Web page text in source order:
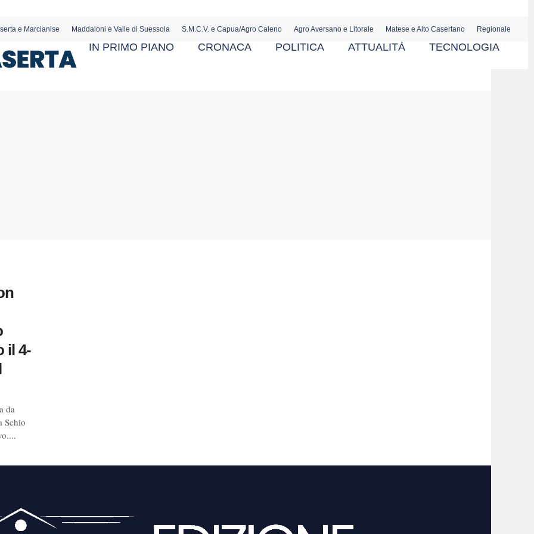
e Marcianise Maddaloni e Valle di Suessola S.M.C.V. e Capua/Agro Caleno Agro Aversano e Litorale Matese e Alto Casertano Regionale
IN PRIMO PIANO CRONACA POLITICA ATTUALITÀ TECNOLOGIA
il 4-
da
Schio